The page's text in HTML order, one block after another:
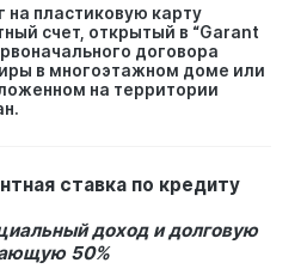
на пластиковую карту
счет, открытый в “Garant
договора
в многоэтажном доме или
на территории
ставка по кредиту
доход и долговую
50%